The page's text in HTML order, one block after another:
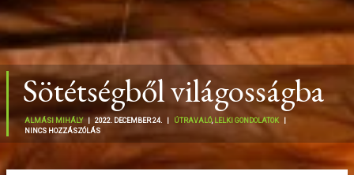
Sötétségből világosságba
ALMÁSI MIHÁLY| 2022. DECEMBER 24. | ÚTRAVALÓ, LELKI GONDOLATOK|
NINCS HOZZÁSZÓLÁS